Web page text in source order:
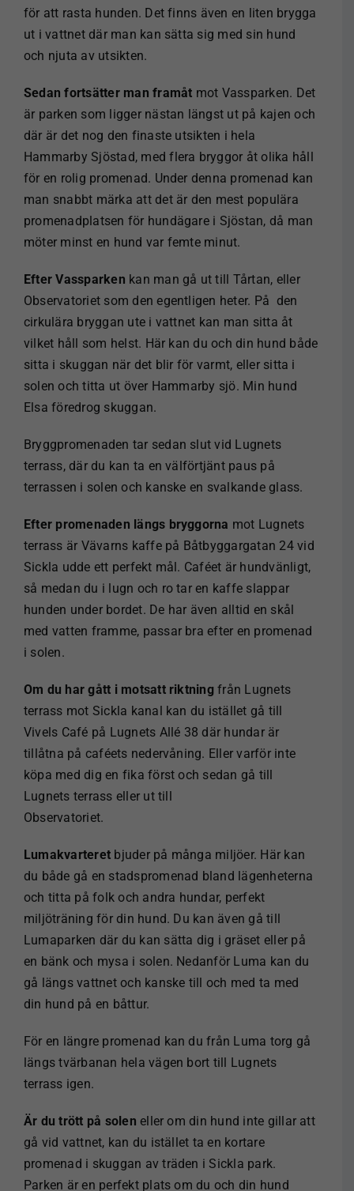
för att rasta hunden. Det finns även en liten brygga
ut i vattnet där man kan sätta sig med sin hund
och njuta av utsikten.
Sedan fortsätter man framåt mot Vassparken. Det
är parken som ligger nästan längst ut på kajen och
där är det nog den finaste utsikten i hela
Hammarby Sjöstad, med flera bryggor åt olika håll
för en rolig promenad. Under denna promenad kan
man snabbt märka att det är den mest populära
promenadplatsen för hundägare i Sjöstan, då man
möter minst en hund var femte minut.
Efter Vassparken kan man gå ut till Tårtan, eller
Observatoriet som den egentligen heter. På den
cirkulära bryggan ute i vattnet kan man sitta åt
vilket håll som helst. Här kan du och din hund både
sitta i skuggan när det blir för varmt, eller sitta i
solen och titta ut över Hammarby sjö. Min hund
Elsa föredrog skuggan.
Bryggpromenaden tar sedan slut vid Lugnets
terrass, där du kan ta en välförtjänt paus på
terrassen i solen och kanske en svalkande glass.
Efter promenaden längs bryggorna mot Lugnets
terrass är Vävarns kaffe på Båtbyggargatan 24 vid
Sickla udde ett perfekt mål. Caféet är hundvänligt,
så medan du i lugn och ro tar en kaffe slappar
hunden under bordet. De har även alltid en skål
med vatten framme, passar bra efter en promenad
i solen.
Om du har gått i motsatt riktningfrån Lugnets
terrass mot Sickla kanal kan du istället gå till
Vivels Café på Lugnets Allé 38 där hundar är
tillåtna på caféets nedervåning. Eller varför inte
köpa med dig en fika först och sedan gå till
Lugnets terrass eller ut till
Observatoriet.
Lumakvarteret bjuder på många miljöer. Här kan
du både gå en stadspromenad bland lägenheterna
och titta på folk och andra hundar, perfekt
miljöträning för din hund. Du kan även gå till
Lumaparken där du kan sätta dig i gräset eller på
en bänk och mysa i solen. Nedanför Luma kan du
gå längs vattnet och kanske till och med ta med
din hund på en båttur.
För en längre promenad kan du från Luma torg gå
längs tvärbanan hela vägen bort till Lugnets
terrass igen.
Är du trött på solen eller om din hund inte gillar att
gå vid vattnet, kan du istället ta en kortare
promenad i skuggan av träden i Sickla park.
Parken är en perfekt plats om du och din hund